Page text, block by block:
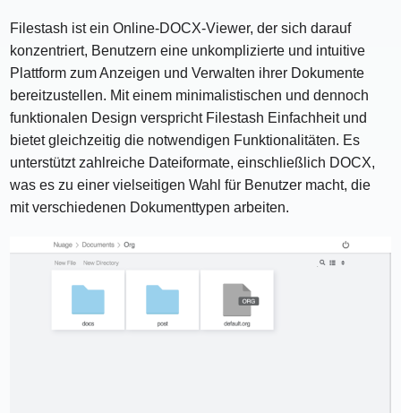
Filestash ist ein Online-DOCX-Viewer, der sich darauf
konzentriert, Benutzern eine unkomplizierte und intuitive
Plattform zum Anzeigen und Verwalten ihrer Dokumente
bereitzustellen. Mit einem minimalistischen und dennoch
funktionalen Design verspricht Filestash Einfachheit und
bietet gleichzeitig die notwendigen Funktionalitäten. Es
unterstützt zahlreiche Dateiformate, einschließlich DOCX,
was es zu einer vielseitigen Wahl für Benutzer macht, die
mit verschiedenen Dokumenttypen arbeiten.